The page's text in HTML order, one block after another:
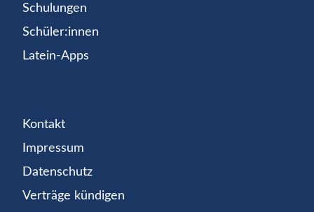
Schulungen
Schüler:innen
Latein-Apps
Kontakt
Impressum
Datenschutz
Verträge kündigen